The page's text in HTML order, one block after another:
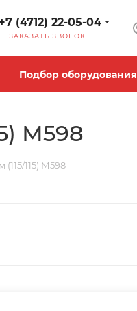
+7 (4712) 22-05-04
ЗАКАЗАТЬ ЗВОНОК
Подбор оборудования
М598
115) М598